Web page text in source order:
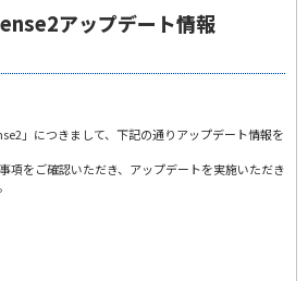
アップデート情報
」につきまして、下記の通りアップデート情報を
項をご確認いただき、アップデートを実施いただき